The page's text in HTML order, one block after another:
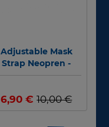
Adjustable Mask
Strap Neopren -
Neopren
Atlantis Logo #
6,90 €10,00 €